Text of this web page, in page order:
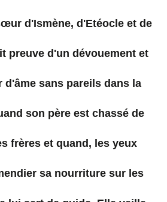
d'Ismène, d'Etéocle et de
preuve d'un dévouement et
d'âme sans pareils dans la
son père est chassé de
frères et quand, les yeux
sa nourriture sur les